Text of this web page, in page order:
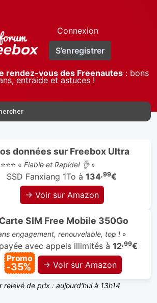
Connexion
S’enregistrer
rendez-vous des Freenautes: bons
entraide et astuces !
données sur Freebox Ultra
« Fiable et Rapide! 👌»
SSD Fanxiang 1To à 134,99€
→ Voir sur Amazon
Carte SIM Free Mobile 350Go
engagement, renouvelable, top !»
avec appels illimités à 12,99€
Promo
-35% → Voir sur Amazon
relevé de prix : aujourd'hui à 13h14